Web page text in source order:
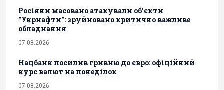
Росіяни масовано атакували обʼєкти
"Укрнафти": зруйновано критично важливе
обладнання
07.08.2026
Нацбанк посилив гривню до євро: офіційний
курс валют на понеділок
07.08.2026